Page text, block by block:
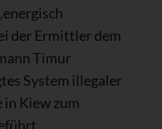
der Ermittler dem
Timur
System illegaler
Kiew zum